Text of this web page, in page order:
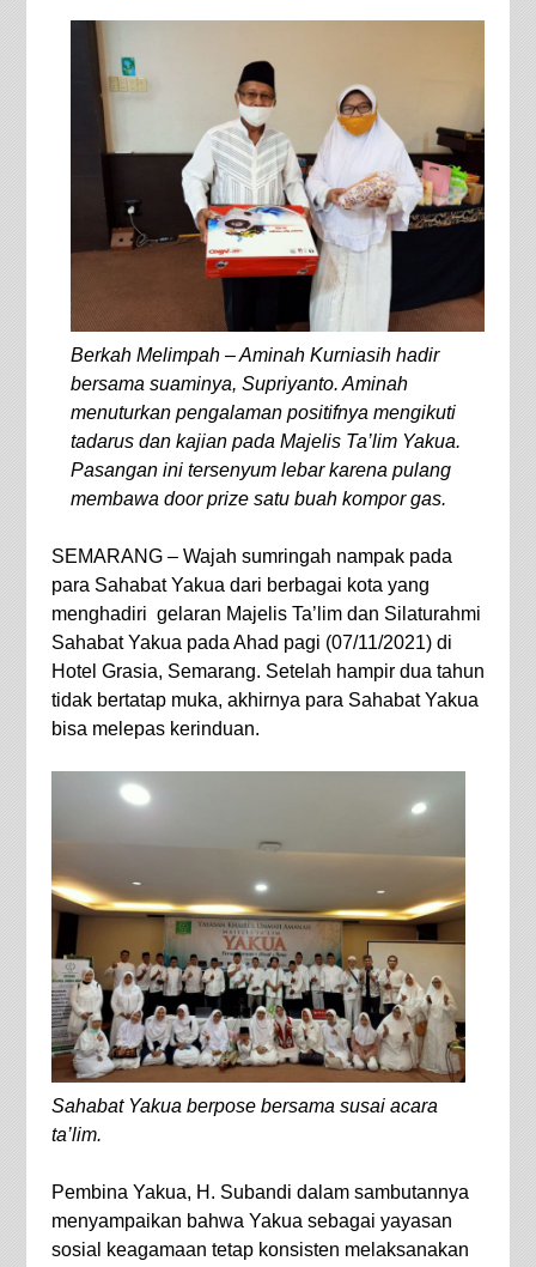
Berkah Melimpah – Aminah Kurniasih hadir
bersama suaminya, Supriyanto. Aminah
menuturkan pengalaman positifnya mengikuti
tadarus dan kajian pada Majelis Ta’lim Yakua.
Pasangan ini tersenyum lebar karena pulang
membawa door prize satu buah kompor gas.
SEMARANG – Wajah sumringah nampak pada
para Sahabat Yakua dari berbagai kota yang
menghadiri gelaran Majelis Ta’lim dan Silaturahmi
Sahabat Yakua pada Ahad pagi (07/11/2021) di
Hotel Grasia, Semarang. Setelah hampir dua tahun
tidak bertatap muka, akhirnya para Sahabat Yakua
bisa melepas kerinduan.
Sahabat Yakua berpose bersama susai acara
ta’lim.
Pembina Yakua, H. Subandi dalam sambutannya
menyampaikan bahwa Yakua sebagai yayasan
sosial keagamaan tetap konsisten melaksanakan